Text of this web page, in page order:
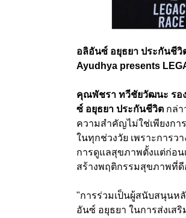
อลิอันซ์ อยุธยา ประกันชีวิ
Ayudhya presents
คุณพัชรา ทวีชัยวัฒนะ รอ
ซ์ อยุธยา ประกันชีวิต กล่า
ความสำคัญไม่ใช่เพียงก
ในทุกช่วงวัย เพราะการว
การดูแลสุขภาพตั้งแต่ก่อน
สร้างพฤติกรรมสุขภาพที่ดี
"การร่วมเป็นผู้สนับสนุนห
อันซ์ อยุธยา ในการส่งเส